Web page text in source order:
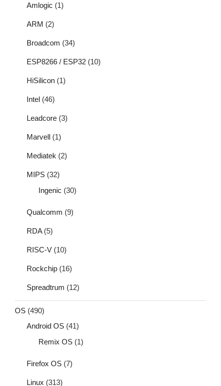
Amlogic (1)
ARM (2)
Broadcom (34)
ESP8266 / ESP32 (10)
HiSilicon (1)
Intel (46)
Leadcore (3)
Marvell (1)
Mediatek (2)
MIPS (32)
Ingenic (30)
Qualcomm (9)
RDA(5)
RISC-V (10)
Rockchip (16)
Spreadtrum (12)
OS (490)
Android OS (41)
Remix OS (1)
Firefox OS (7)
Linux (313)